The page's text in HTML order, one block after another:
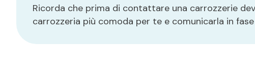
Ricorda che prima di contattare una carrozzerie
carrozzeria più comoda per te e comunicarla in